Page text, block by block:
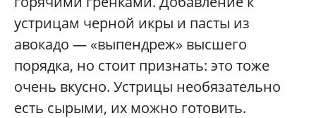
устрицам черной икры и пасты из
авокадо — «выпендреж» высшего
порядка, но стоит признать: это тоже
очень вкусно. Устрицы необязательно
есть сырыми, их можно готовить.